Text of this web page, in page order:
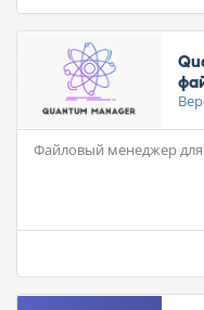
Файловый менеджер для